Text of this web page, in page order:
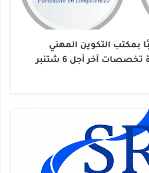
514 منصبًا بمكتب التكوين المهني
وإنعاش الشغل في عدة تخصصات آخر أجل 6 شتنبر